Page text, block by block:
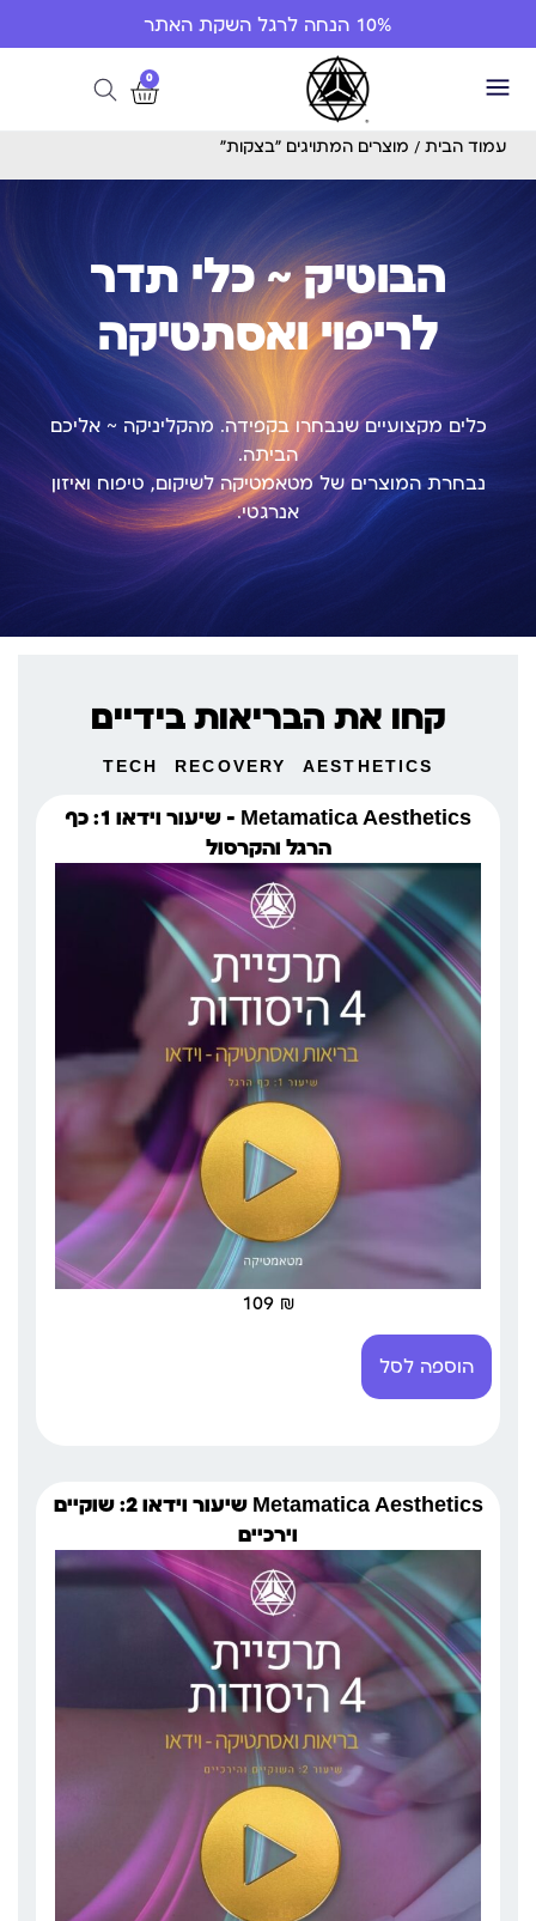
10% הנחה לרגל השקת האתר
0
עמוד הבית / מוצרים המתויגים “בצקות”
הבוטיק ~ כלי תדר
לריפוי ואסתטיקה
כלים מקצועיים שנבחרו בקפידה. מהקליניקה ~ אליכם
הביתה.
נבחרת המוצרים של מטאמטיקה לשיקום, טיפוח ואיזון
אנרגטי.
קחו את הבריאות בידיים
AESTHETICS
RECOVERY
TECH
Metamatica Aesthetics – שיעור וידאו 1: כף
הרגל והקרסול
109 ₪
הוספה לסל
Metamatica Aesthetics שיעור וידאו 2: שוקיים
וירכיים